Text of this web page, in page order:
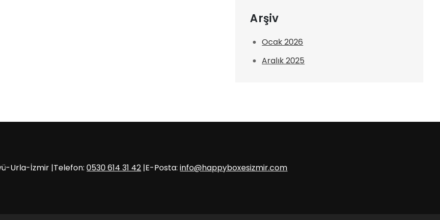
Arşiv
Ocak 2026
Aralık 2025
Urla-İzmir |Telefon:0530 614 31 42 |E-Posta:info@happyboxesizmir.com